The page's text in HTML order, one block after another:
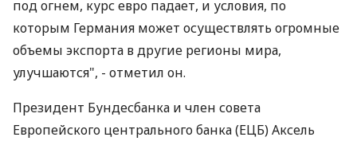
под огнем, курс евро падает, и условия, по
которым Германия может осуществлять огромные
объемы экспорта в другие регионы мира,
улучшаются", - отметил он.
Президент Бундесбанка и член совета
Европейского центрального банка (ЕЦБ) Аксель